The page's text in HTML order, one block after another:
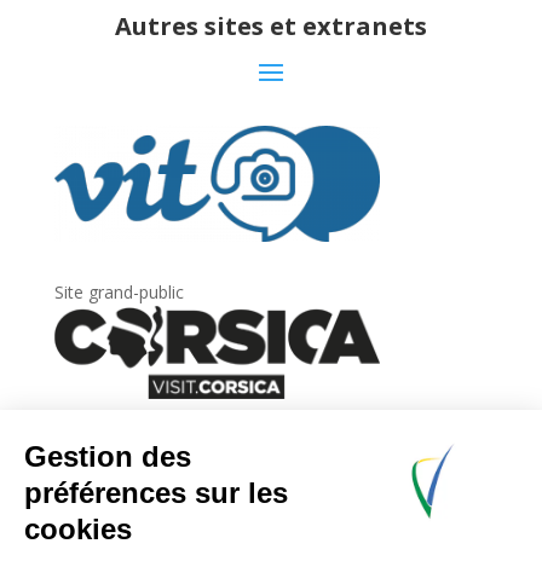
Autres sites et extranets
Site grand-public
Newsletter
Inscrivez-vous àla lettre d’information
l’Agence du tourisme de la Corse.